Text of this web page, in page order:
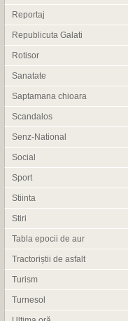
Reportaj
Republicuta Galati
Rotisor
Sanatate
Saptamana chioara
Scandalos
Senz-National
Social
Sport
Stiinta
Stiri
Tabla epocii de aur
Tractoriștii de asfalt
Turism
Turnesol